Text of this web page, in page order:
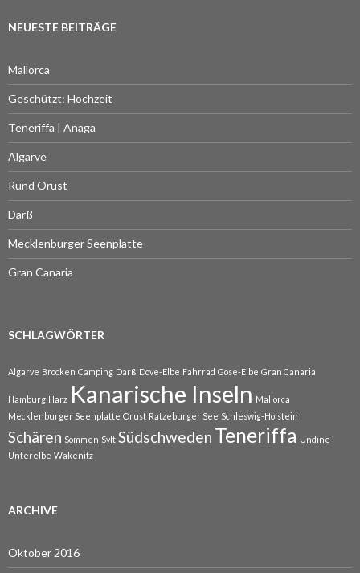
NEUESTE BEITRÄGE
Mallorca
Geschützt: Hochzeit
Teneriffa | Anaga
Algarve
Rund Orust
Darß
Mecklenburger Seenplatte
Gran Canaria
SCHLAGWÖRTER
Algarve Brocken Camping Darß Dove-Elbe Fahrrad Gose-Elbe Gran Canaria
Hamburg Harz Kanarische Inseln Mallorca
Mecklenburger Seenplatte Orust Ratzeburger See Schleswig-Holstein
Schären Sommen Sylt Südschweden Teneriffa Undine
Unterelbe Wakenitz
ARCHIVE
Oktober 2016